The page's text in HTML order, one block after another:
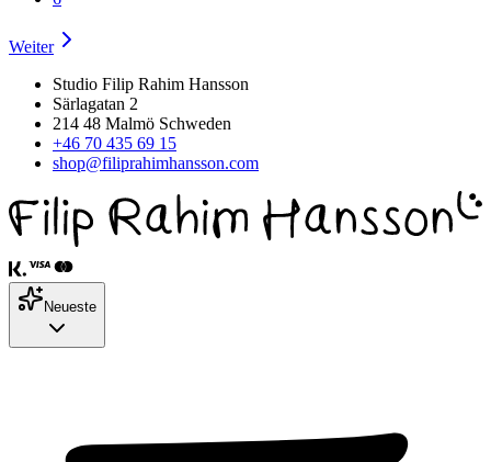
Weiter
Studio Filip Rahim Hansson
Särlagatan 2
214 48 Malmö Schweden
+46 70 435 69 15
shop@filiprahimhansson.com
Neueste